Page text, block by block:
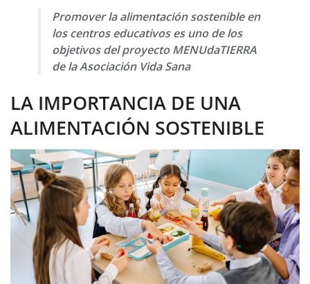
Promover la alimentación sostenible en
los centros educativos es uno de los
objetivos del proyecto MENUdaTIERRA
de la Asociación Vida Sana
LA IMPORTANCIA DE UNA
ALIMENTACIÓN SOSTENIBLE